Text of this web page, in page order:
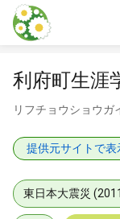
本文に飛ぶ
利府町生涯
リフチョウショウガ
提供元サイトで表
東日本大震災